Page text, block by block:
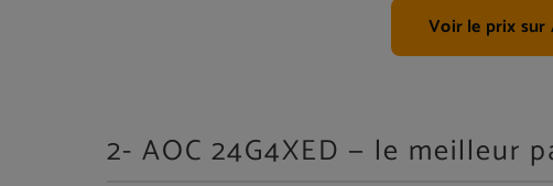
Voir le prix sur
2- AOC 24G4XED — le meilleur